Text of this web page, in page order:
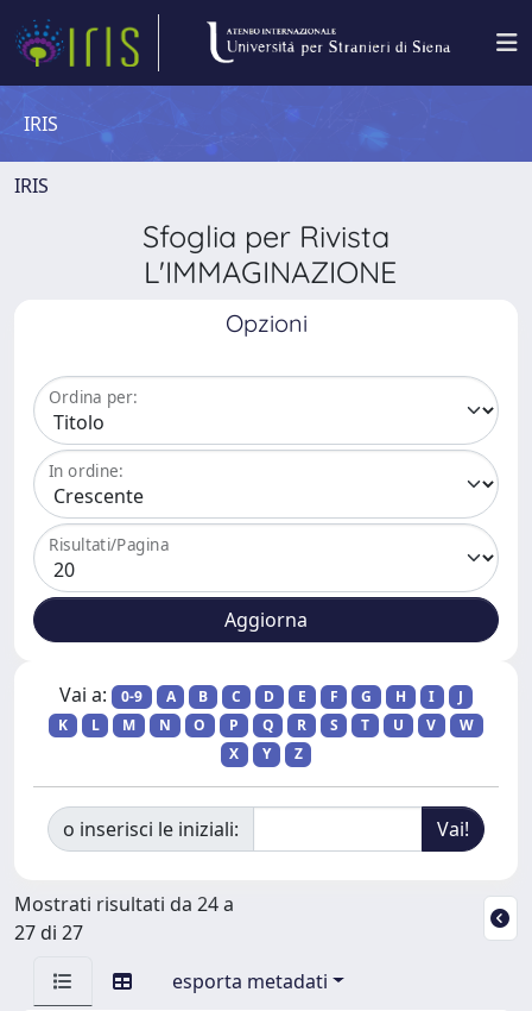
IRIS
IRIS
Sfoglia per Rivista
L'IMMAGINAZIONE
Opzioni
Ordina per:
In ordine:
Risultati/Pagina
Vai a: 0-9 A B C D E F G H I
J
K
L M N O P Q R S T U V
W
X
Y Z
o inserisci le iniziali:
Mostrati risultati da 24 a
27 di 27
esporta metadati